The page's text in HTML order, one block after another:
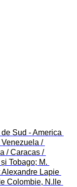
Sud - America
/
/ Caracas /
Tobago; M.
Alexandre Lapie
Colombie, N.lle